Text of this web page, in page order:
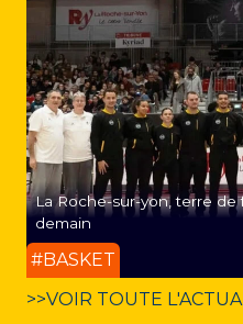
La Roche-sur-yon, terre
demain
#BASKET
>>VOIR TOUTE